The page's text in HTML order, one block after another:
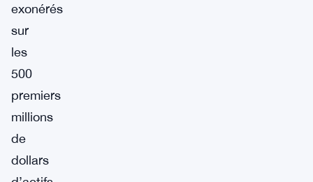
exonérés
sur
les
500
premiers
millions
de
dollars